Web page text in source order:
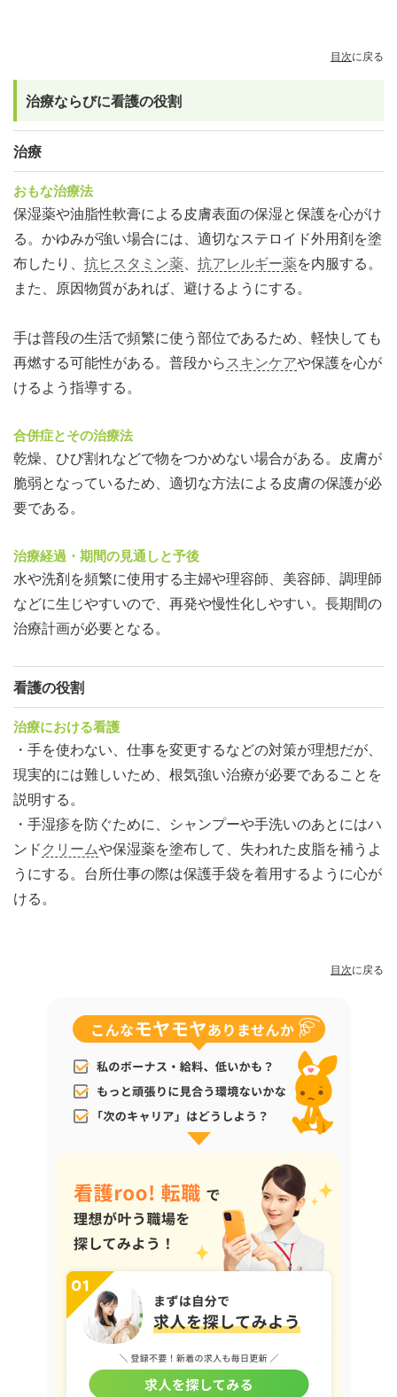
目次に戻る
治療ならびに看護の役割
治療
おもな治療法
保湿薬や油脂性軟膏による皮膚表面の保湿と保護を心がけ
る。かゆみが強い場合には、適切なステロイド外用剤を塗
布したり、 抗ヒスタミン薬、 抗アレルギー薬を内服する。
また、原因物質があれば、避けるようにする。
手は普段の生活で頻繁に使う部位であるため、軽快しても
再燃する可能性がある。普段からスキンケアや保護を心が
けるよう指導する。
合併症とその治療法
乾燥、ひび割れなどで物をつかめない場合がある。皮膚が
脆弱となっているため、適切な方法による皮膚の保護が必
要である。
治療経過・期間の見通しと予後
水や洗剤を頻繁に使用する主婦や理容師、美容師、調理師
などに生じやすいので、再発や慢性化しやすい。長期間の
治療計画が必要となる。
看護の役割
治療における看護
・手を使わない、仕事を変更するなどの対策が理想だが、
現実的には難しいため、根気強い治療が必要であることを
説明する。
・手湿疹を防ぐために、シャンプーや手洗いのあとにはハ
ンド クリームや保湿薬を塗布して、失われた皮脂を補うよ
うにする。台所仕事の際は保護手袋を着用するように心が
ける。
目次に戻る